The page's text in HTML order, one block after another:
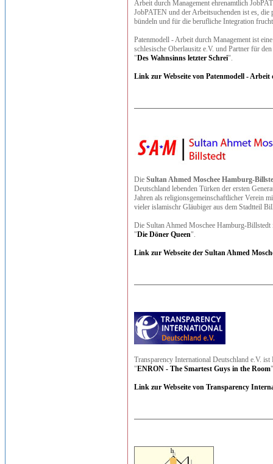
Arbeit durch Management ehrenamtlich
JobPATEN und der Arbeitsuchenden ist es, die
bündeln und für die berufliche Integration
Patenmodell - Arbeit durch Management ist
schlesische Oberlausitz e.V. und Partner für
"Des Wahnsinns letzter Schrei".
Link zur Webseite von Patenmodell - Arbeit
Die Sultan Ahmed Moschee Hamburg-
Deutschland lebenden Türken der ersten
Jahren als religionsgemeinschaftlicher Verein
vieler islamischr Gläubiger aus dem Stadtteil
Die Sultan Ahmed Moschee Hamburg-
"Die Döner Queen".
Link zur Webseite der Sultan Ahmed
Transparency International Deutschland e.V.
"ENRON - The Smartest Guys in the Room
Link zur Webseite von Transparency